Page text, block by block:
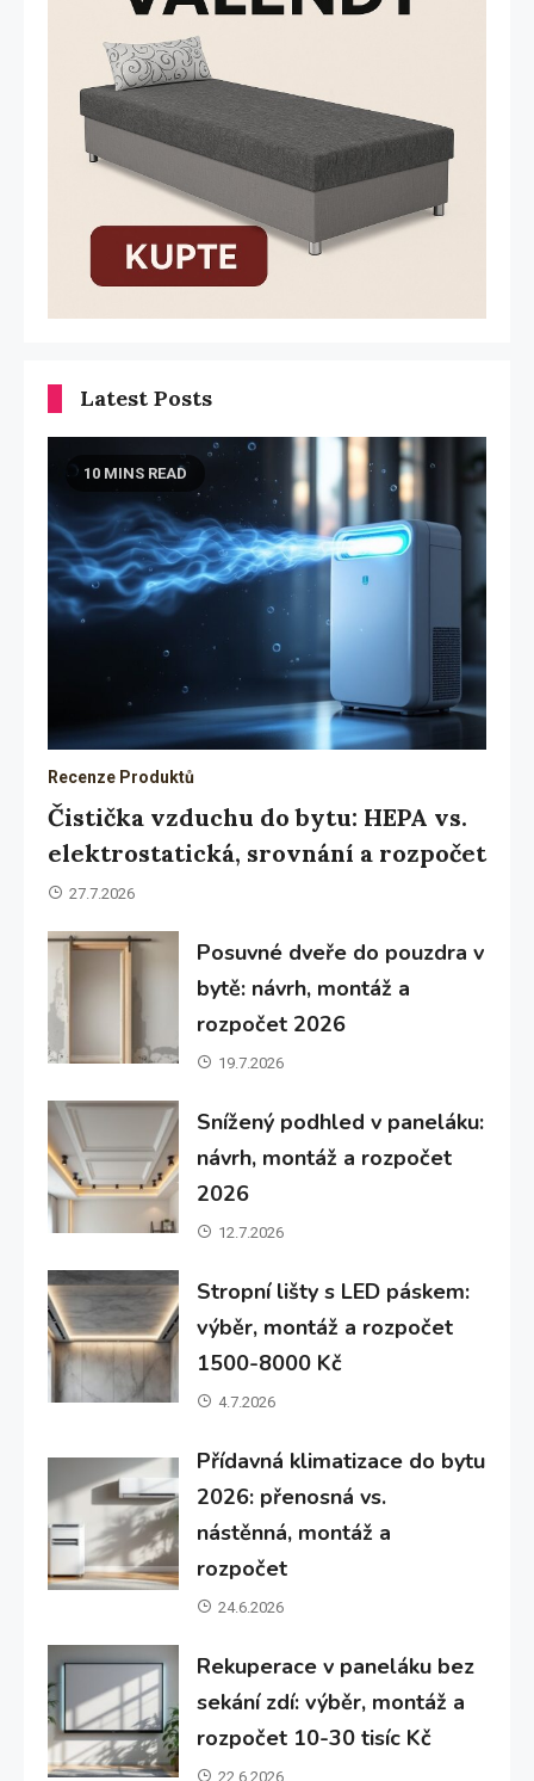
Latest Posts
10 MINS READ
Recenze Produktů
Čistička vzduchu do bytu: HEPA vs.
elektrostatická, srovnání a rozpočet
27.7.2026
Posuvné dveře do pouzdra v
bytě: návrh, montáž a
rozpočet 2026
19.7.2026
Snížený podhled v paneláku:
návrh, montáž a rozpočet
2026
12.7.2026
Stropní lišty s LED páskem:
výběr, montáž a rozpočet
1500-8000 Kč
4.7.2026
Přídavná klimatizace do bytu
2026: přenosná vs.
nástěnná, montáž a
rozpočet
24.6.2026
Rekuperace v paneláku bez
sekání zdí: výběr, montáž a
rozpočet 10-30 tisíc Kč
22.6.2026